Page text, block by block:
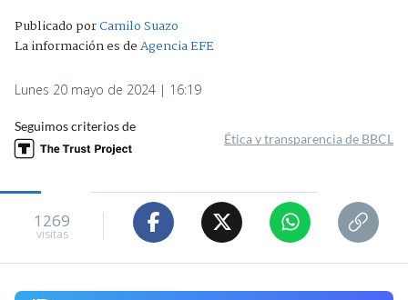
Publicado porCamilo Suazo
La información es deAgencia EFE
Lunes 20 mayo de 2024 | 16:19
Seguimos criterios de
Ética y transparencia de BBCL
1269
visitas